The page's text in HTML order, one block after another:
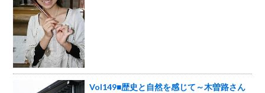
Vol149■歴史と自然を感じて～木曽路さん